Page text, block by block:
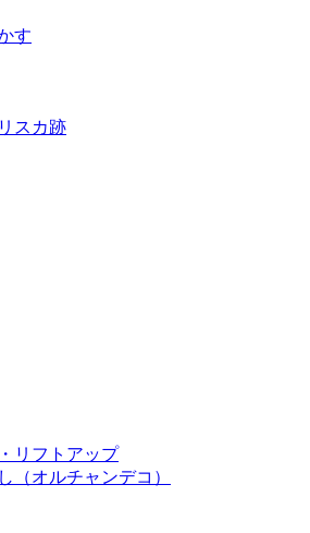
す
スカ跡
リフトアップ
（オルチャンデコ）